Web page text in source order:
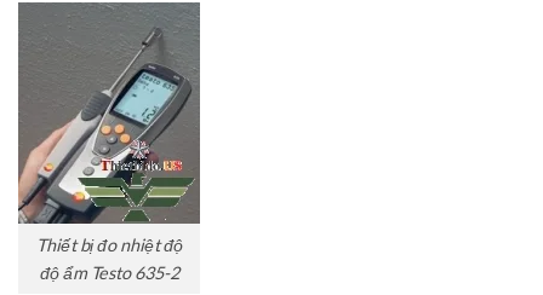
Thiết bị đo nhiệt độ
độ ẩm Testo 635-2